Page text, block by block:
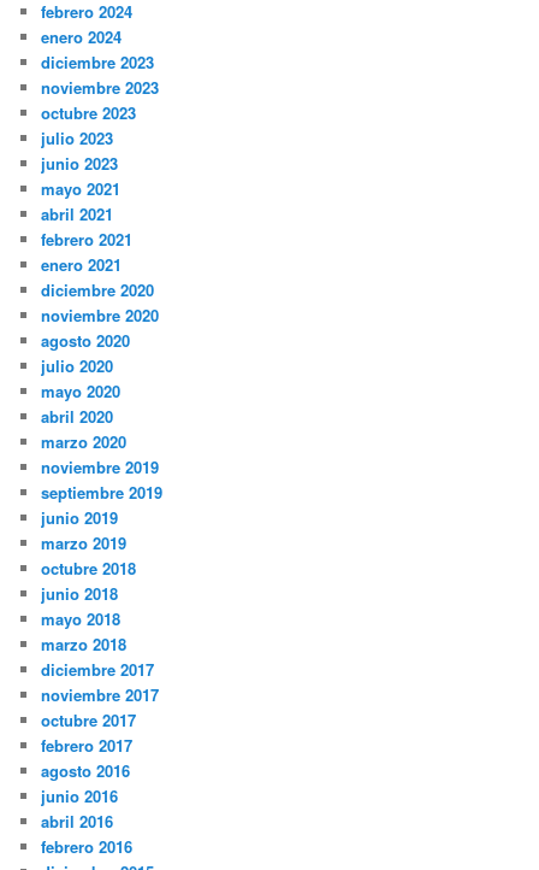
febrero 2024
enero 2024
diciembre 2023
noviembre 2023
octubre 2023
julio 2023
junio 2023
mayo 2021
abril 2021
febrero 2021
enero 2021
diciembre 2020
noviembre 2020
agosto 2020
julio 2020
mayo 2020
abril 2020
marzo 2020
noviembre 2019
septiembre 2019
junio 2019
marzo 2019
octubre 2018
junio 2018
mayo 2018
marzo 2018
diciembre 2017
noviembre 2017
octubre 2017
febrero 2017
agosto 2016
junio 2016
abril 2016
febrero 2016